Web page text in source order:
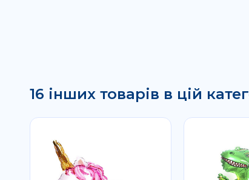
16 інших товарів в цій